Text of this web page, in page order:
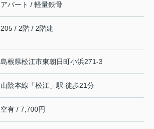
アパート / 軽量鉄骨
205 / 2階 / 2階建
島根県松江市東朝日町小浜271-3
山陰本線 「松江 」駅 徒歩21分
空有 / 7,700円